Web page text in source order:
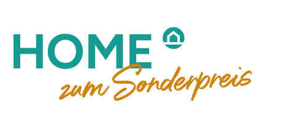
HOME
zum Sonderpreis